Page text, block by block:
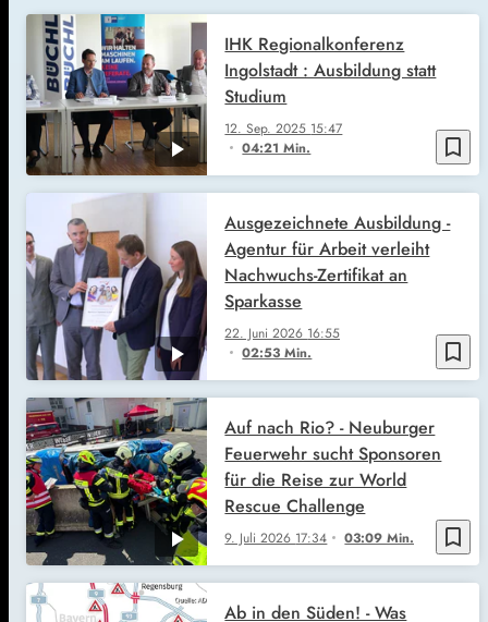
bookmark_border
12. Sep. 2025 15:47
04:21 Min.
IHK Regionalkonferenz
Ingolstadt : Ausbildung statt
Studium
bookmark_border
22. Juni 2026 16:55
02:53 Min.
Ausgezeichnete Ausbildung -
Agentur für Arbeit verleiht
Nachwuchs-Zertifikat an
Sparkasse
bookmark_border
9. Juli 2026 17:34 03:09 Min.
Auf nach Rio? - Neuburger
Feuerwehr sucht Sponsoren
für die Reise zur World
Rescue Challenge
Ab in den Süden! - Was